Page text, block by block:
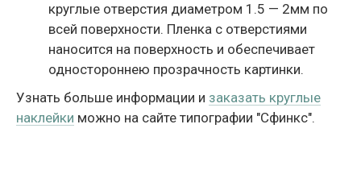
круглые отверстия диаметром 1.5 — 2мм по
всей поверхности. Пленка с отверстиями
наносится на поверхность и обеспечивает
одностороннею прозрачность картинки.
Узнать больше информации и заказать круглые
наклейки можно на сайте типографии "Сфинкс".